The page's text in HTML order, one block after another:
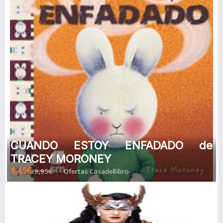
CUANDO ESTOY ENFADADO de
TRACEY MORONEY
9,45€ 9,95€ Ofertas Casadellibro